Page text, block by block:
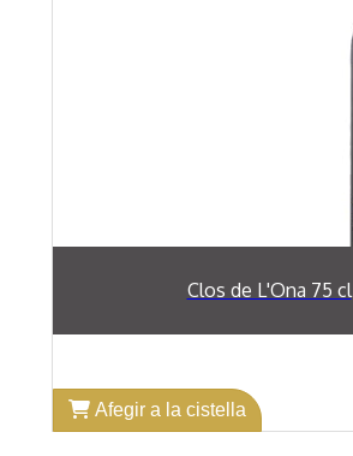
Clos de L'Ona 75 cl
Afegir a la cistella